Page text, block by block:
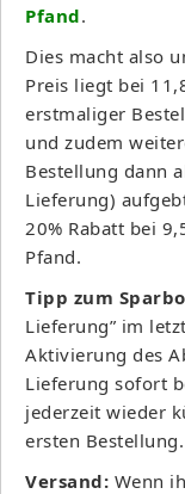
Pfand.
Dies macht also
Preis liegt bei
erstmaliger
und zudem
Bestellung dann
Lieferung)
20% Rabatt bei
Pfand.
Tipp zum
Lieferung” im
Aktivierung des
Lieferung sofort
jederzeit wieder
ersten Bestellung.
Versand: Wenn